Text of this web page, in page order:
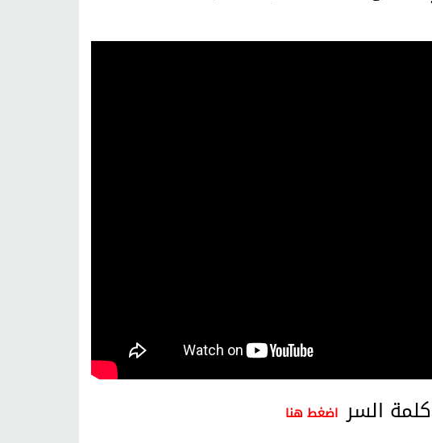
السر اضغط هنا